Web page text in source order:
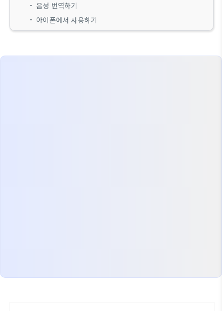
음성 번역하기
아이폰에서 사용하기